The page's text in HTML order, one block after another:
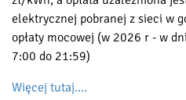
elektrycznej pobranej z sieci w
opłaty mocowej (w 2026 r - w
7:00 do 21:59)
Więcej tutaj….